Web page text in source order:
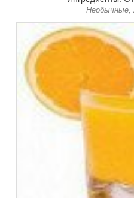
Необычные,